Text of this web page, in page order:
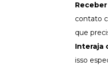
contato
que
Interaja
isso